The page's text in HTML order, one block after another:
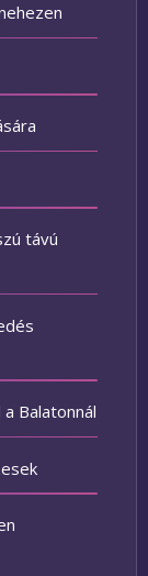
távú
Balatonnál